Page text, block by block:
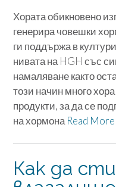
Хората обикновено
генерира човешки
ги поддържа в
нивата на HGH със
намаляване както
този начин много
продукти, за да се
на хормона Read More
Как да